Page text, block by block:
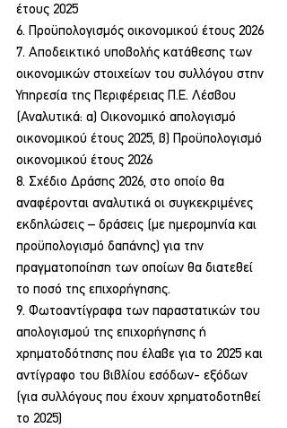
έτους 2025
6. Προϋπολογισμός οικονομικού έτους 2026
7. Αποδεικτικό υποβολής κατάθεσης των
οικονομικών στοιχείων του συλλόγου στην
Υπηρεσία της Περιφέρειας Π.Ε. Λέσβου
(Αναλυτικά: α) Οικονομικό απολογισμό
οικονομικού έτους 2025, β) Προϋπολογισμό
οικονομικού έτους 2026
8. Σχέδιο Δράσης 2026, στο οποίο θα
αναφέρονται αναλυτικά οι συγκεκριμένες
εκδηλώσεις – δράσεις (με ημερομηνία και
προϋπολογισμό δαπάνης) για την
πραγματοποίηση των οποίων θα διατεθεί
το ποσό της επιχορήγησης.
9. Φωτοαντίγραφα των παραστατικών του
απολογισμού της επιχορήγησης ή
χρηματοδότησης που έλαβε για το 2025 και
αντίγραφο του βιβλίου εσόδων- εξόδων
(για συλλόγους που έχουν χρηματοδοτηθεί
το 2025)